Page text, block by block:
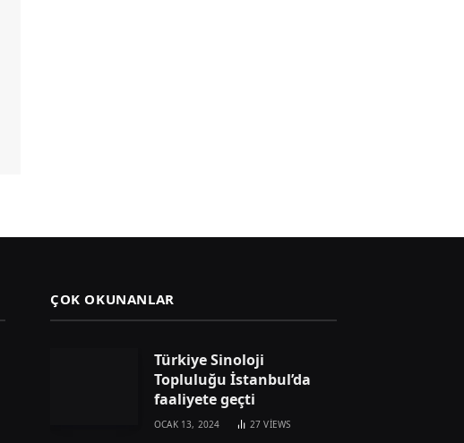
ÇOK OKUNANLAR
Türkiye Sinoloji
Topluluğu İstanbul’da
faaliyete geçti
OCAK 13, 2024 27VIEWS